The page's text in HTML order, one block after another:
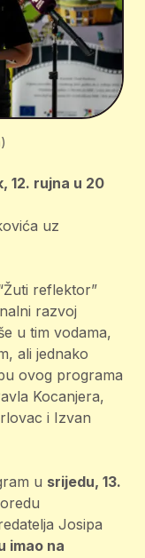
12. rujna u 20
uz
reflektor”
razvoj
u tim vodama,
ali jednako
ovog programa
Kocanjera,
i Izvan
u srijedu, 13.
Josipa
imao na